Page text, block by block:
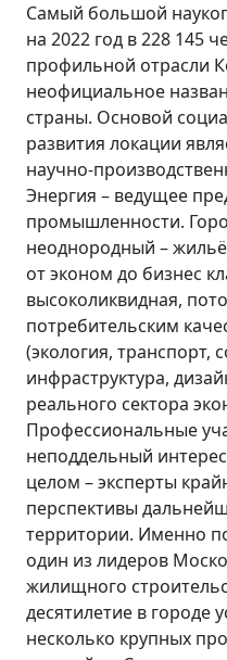
Самый большой
на 2022 год в 228 145
профильной отрасли
неофициальное
страны. Основой
развития локации
научно-
Энергия – ведущее
промышленности.
неоднородный –
от эконом до бизнес
высоколиквидная,
потребительским
(экология, транспорт,
инфраструктура,
реального сектора
Профессиональные
неподдельный
целом – эксперты
перспективы
территории. Именно
один из лидеров
жилищного
десятилетие в городе
несколько крупных